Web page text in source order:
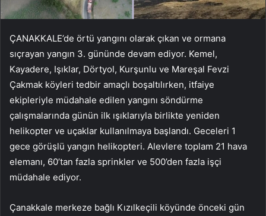
ÇANAKKALE’de örtü yangını olarak çıkan ve ormana
sıçrayan yangın 3. gününde devam ediyor. Kemel,
Kayadere, Işıklar, Dörtyol, Kurşunlu ve Mareşal Fevzi
Çakmak köyleri tedbir amaçlı boşaltılırken, itfaiye
ekipleriyle müdahale edilen yangını söndürme
çalışmalarında günün ilk ışıklarıyla birlikte yeniden
helikopter ve uçaklar kullanılmaya başlandı. Geceleri 1
gece görüşlü yangın helikopteri. Alevlere toplam 21 hava
elemanı, 60’tan fazla sprinkler ve 500’den fazla işçi
müdahale ediyor.
Çanakkale merkeze bağlı Kızılkeçili köyünde önceki gün